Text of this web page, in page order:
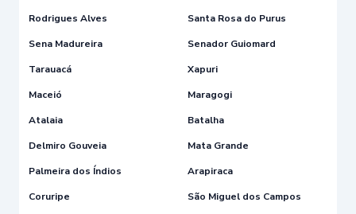
Rodrigues Alves
Santa Rosa do Purus
Sena Madureira
Senador Guiomard
Tarauacá
Xapuri
Maceió
Maragogi
Atalaia
Batalha
Delmiro Gouveia
Mata Grande
Palmeira dos Índios
Arapiraca
Coruripe
São Miguel dos Campos